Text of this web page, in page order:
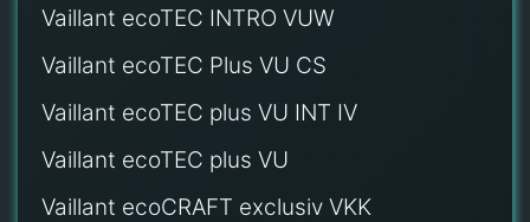
Vaillant ecoTEC INTRO VUW
Vaillant ecoTEC Plus VU CS
Vaillant ecoTEC plus VU INT IV
Vaillant ecoTEC plus VU
Vaillant ecoCRAFT exclusiv VKK